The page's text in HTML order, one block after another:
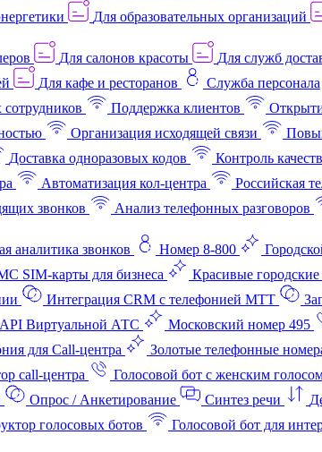
Для образовательных организаций
Для салонов красоты Для служб
Для кафе и ресторанов
Служба персонала
Поддержка клиентов
Организация исходящей связи
Доставка одноразовых кодов Контроль
Автоматизация кол-центра Российская
звонков Анализ телефонных разговоров
аналитика звонков Номер 8-800
SIM-карты для бизнеса
Красивые
Интеграция CRM с телефонией МТТ
API Виртуальной АТС Московский номер 495
для Call-центра
Золотые телефонные
call-центра Голосовой бот с женским
Опрос / Анкетирование Синтез речи
голосовых ботов Голосовой бот для